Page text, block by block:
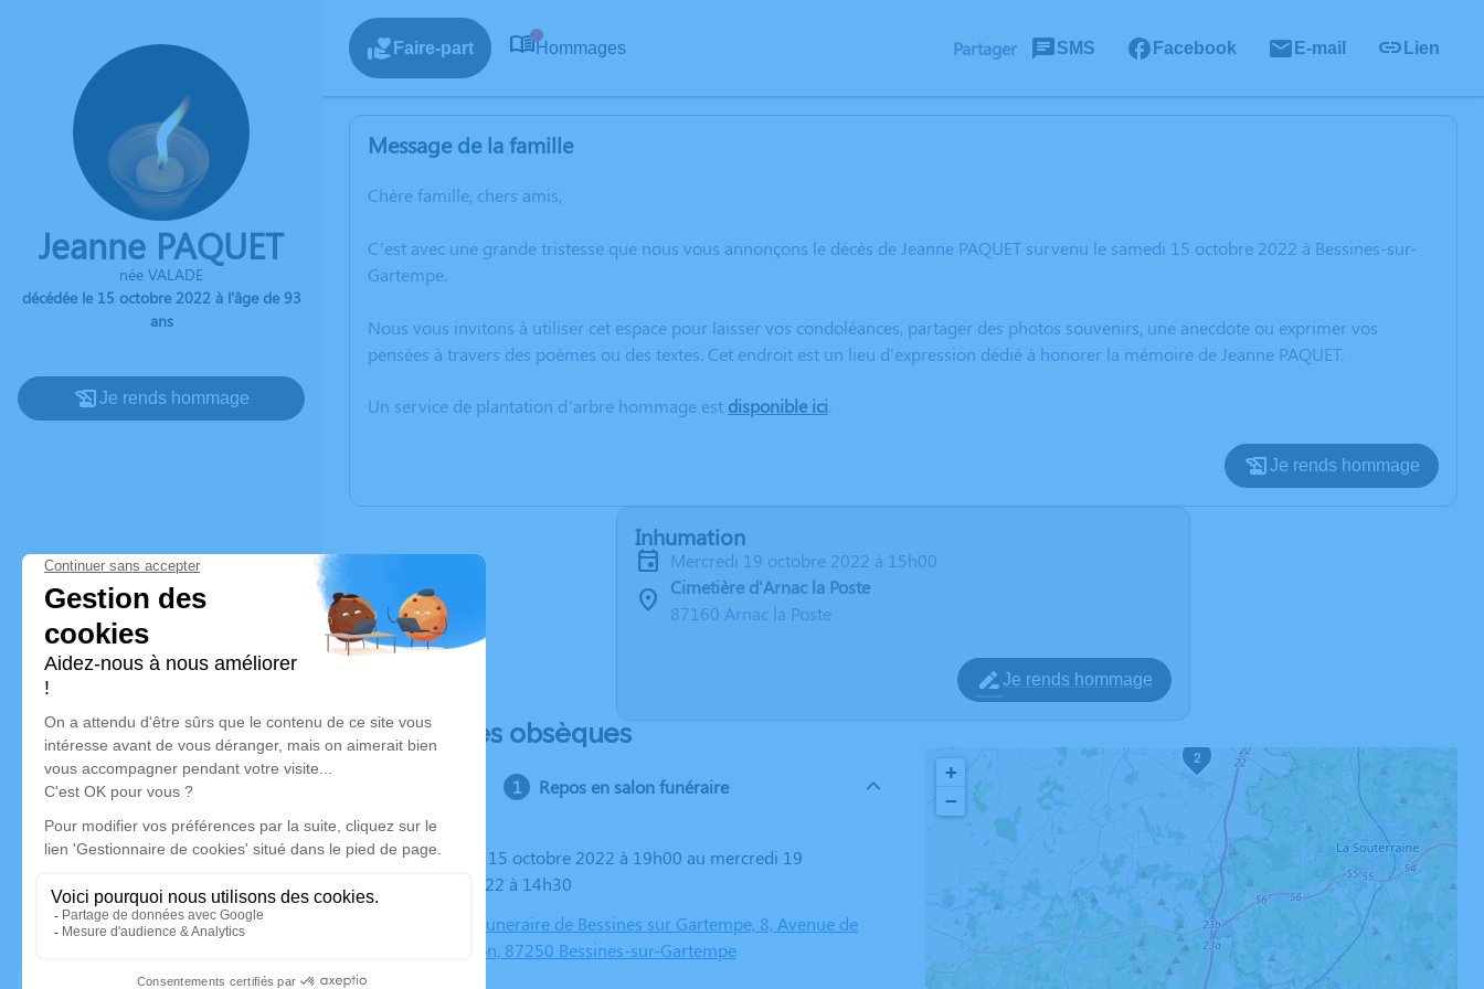
Jeanne PAQUET
née VALADE
décédée le 15 octobre 2022 à l'âge de 93
ans
Je rends hommage
Faire-part Hommages Partager SMS Facebook E-mail Lien
Message de la famille
Chère famille, chers amis,
C’est avec une grande tristesse que nous vous annonçons le décès de Jeanne PAQUET survenu le samedi 15 octobre 2022 à Bessines-sur-
Gartempe.
Nous vous invitons à utiliser cet espace pour laisser vos condoléances, partager des photos souvenirs, une anecdote ou exprimer vos
pensées à travers des poèmes ou des textes. Cet endroit est un lieu d'expression dédié à honorer la mémoire de Jeanne PAQUET.
Un service de plantation d’arbre hommage est disponible ici.
Je rends hommage
Inhumation
mercredi 19 octobre 2022 à 15h00
Cimetière d'Arnac la Poste
87160 Arnac la Poste
Je rends hommage
Déroulé des obsèques
Repos en salon funéraire
Du samedi 15 octobre 2022 à 19h00 au mercredi 19
octobre 2022 à 14h30
Chambre Funeraire de Bessines sur Gartempe, 8, Avenue de
la Libération, 87250 Bessines-sur-Gartempe
2
+
−